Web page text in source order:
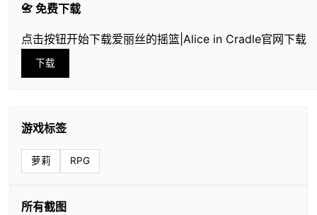
📇 免费下载
点击按钮开始下载爱丽丝的摇篮|Alice in Cradle官网下载
下载
游戏标签
萝莉 RPG
所有截图